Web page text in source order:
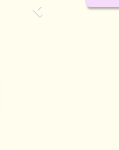
Previous